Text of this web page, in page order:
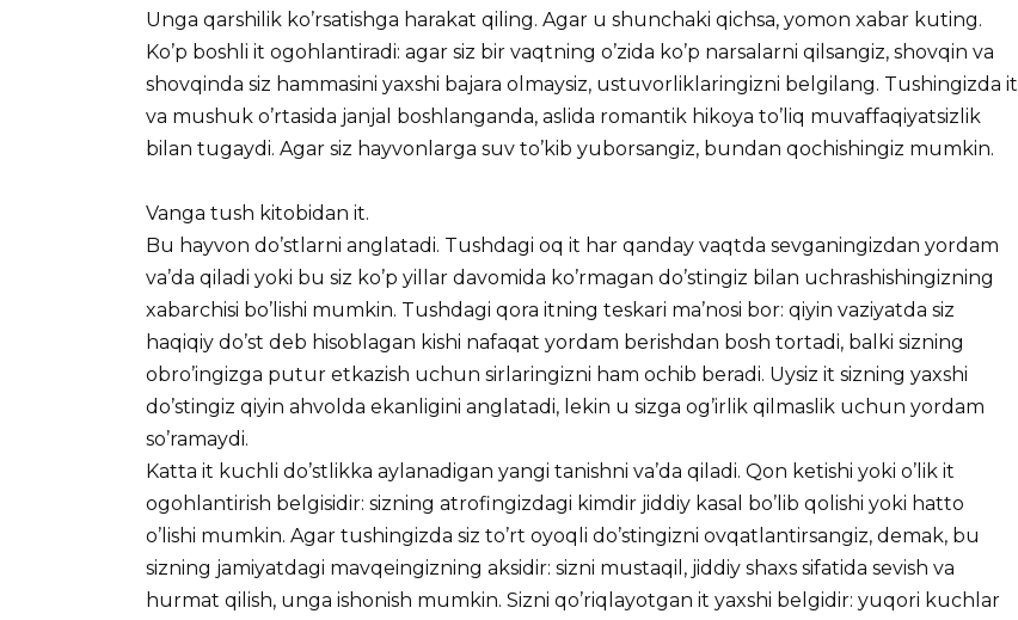
Unga qarshilik ko’rsatishga harakat qiling. Agar u shunchaki qichsa, yomon xabar kuting.
Ko’p boshli it ogohlantiradi: agar siz bir vaqtning o’zida ko’p narsalarni qilsangiz, shovqin va
shovqinda siz hammasini yaxshi bajara olmaysiz, ustuvorliklaringizni belgilang. Tushingizda it
va mushuk o’rtasida janjal boshlanganda, aslida romantik hikoya to’liq muvaffaqiyatsizlik
bilan tugaydi. Agar siz hayvonlarga suv to’kib yuborsangiz, bundan qochishingiz mumkin.
Vanga tush kitobidan it.
Bu hayvon do’stlarni anglatadi. Tushdagi oq it har qanday vaqtda sevganingizdan yordam
va’da qiladi yoki bu siz ko’p yillar davomida ko’rmagan do’stingiz bilan uchrashishingizning
xabarchisi bo’lishi mumkin. Tushdagi qora itning teskari ma’nosi bor: qiyin vaziyatda siz
haqiqiy do’st deb hisoblagan kishi nafaqat yordam berishdan bosh tortadi, balki sizning
obro’ingizga putur etkazish uchun sirlaringizni ham ochib beradi. Uysiz it sizning yaxshi
do’stingiz qiyin ahvolda ekanligini anglatadi, lekin u sizga og’irlik qilmaslik uchun yordam
so’ramaydi.
Katta it kuchli do’stlikka aylanadigan yangi tanishni va’da qiladi. Qon ketishi yoki o’lik it
ogohlantirish belgisidir: sizning atrofingizdagi kimdir jiddiy kasal bo’lib qolishi yoki hatto
o’lishi mumkin. Agar tushingizda siz to’rt oyoqli do’stingizni ovqatlantirsangiz, demak, bu
sizning jamiyatdagi mavqeingizning aksidir: sizni mustaqil, jiddiy shaxs sifatida sevish va
hurmat qilish, unga ishonish mumkin. Sizni qo’riqlayotgan it yaxshi belgidir: yuqori kuchlar